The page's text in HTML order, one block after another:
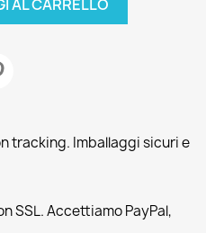
AL CARRELLO
tracking. Imballaggi sicuri e
SSL. Accettiamo PayPal,